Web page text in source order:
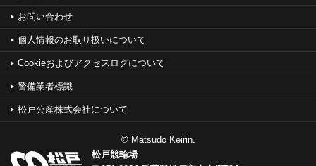
お問い合わせ
個人情報のお取り扱いについて
Cookieおよびアクセスログについて
警備業者標識
松戸公産株式会社について
© Matsudo Keirin.
松戸競輪場